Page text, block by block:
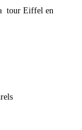
tour Eiffel en